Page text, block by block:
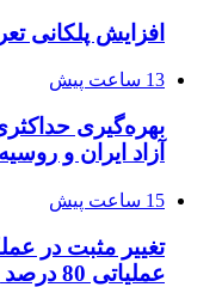
افزایش پلکانی
13 ساعت پیش
بهره‌گیری
آزاد ایران و روسیه
15 ساعت پیش
تغییر مثبت در
عملیاتی 80 درصد رشد کرد